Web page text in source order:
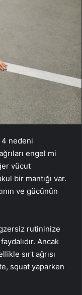
engel mi
vücut
bir mantığı var.
ve gücünün
rutininize
Ancak
sırt ağrısı
squat yaparken